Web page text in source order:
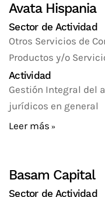
Avata Hispania
Sector de Actividad
Otros Servicios de
Productos y/o
Actividad
Gestión Integral del
jurídicos en general
Leer más
Basam Capital
Sector de Actividad